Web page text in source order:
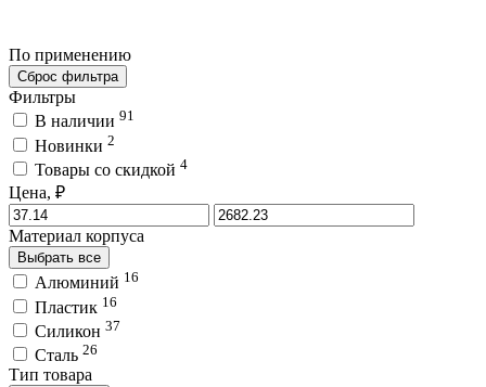
По применению
Сброс фильтра
Фильтры
В наличии 91
Новинки 2
Товары со скидкой 4
Цена, ₽
Материал корпуса
Выбрать все
Алюминий 16
Пластик 16
Силикон 37
Сталь 26
Тип товара